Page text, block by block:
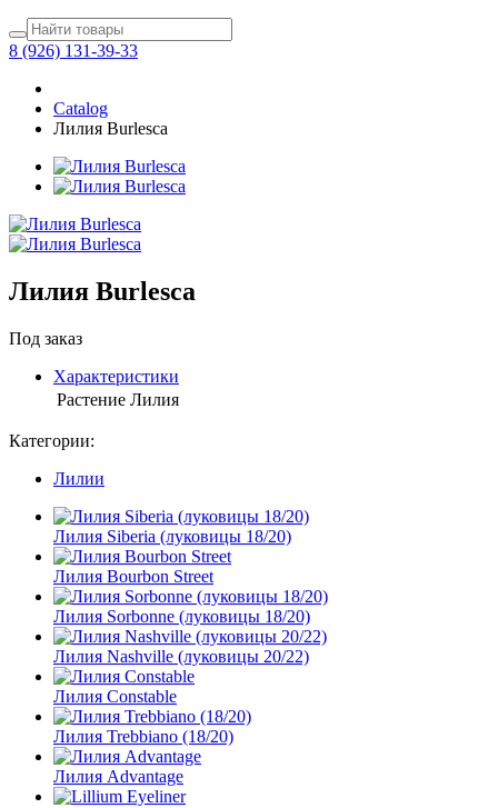
8 (926) 131-39-33
Catalog
Лилия Burlesca
Лилия Burlesca
Под заказ
Характеристики
Растение Лилия
Категории:
Лилии
Лилия Siberia (луковицы 18/20)
Лилия Bourbon Street
Лилия Sorbonne (луковицы 18/20)
Лилия Nashville (луковицы 20/22)
Лилия Constable
Лилия Trebbiano (18/20)
Лилия Advantage